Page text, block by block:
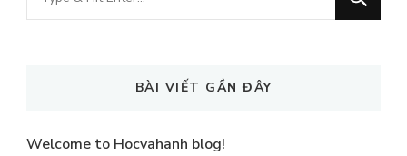
for
BÀI VIẾT GẦN ĐÂY
Welcome to Hocvahanh blog!